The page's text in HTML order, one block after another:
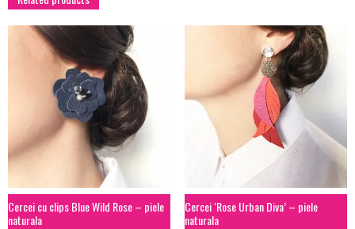
Cercei cu clips Blue Wild Rose – piele
naturala
Cercei ‘Rose Urban Diva’ – piele
naturala